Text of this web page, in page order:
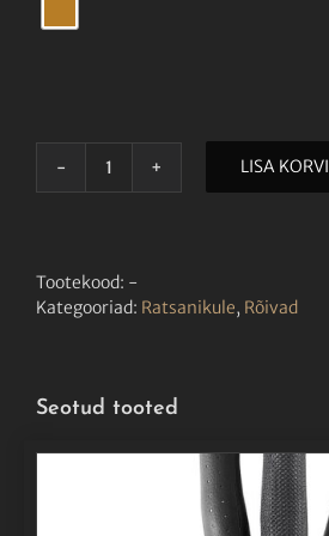
EQUILINE
Camel
kogus
LISA KORVI
Tootekood: -
Kategooriad: Ratsanikule, Rõivad
Seotud tooted